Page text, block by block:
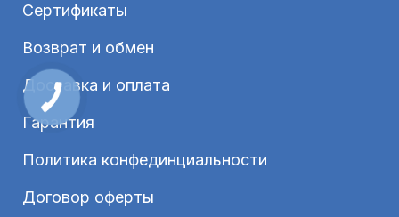
Сертификаты
Возврат и обмен
Доставка и оплата
Гарантия
Политика конфединциальности
Договор оферты